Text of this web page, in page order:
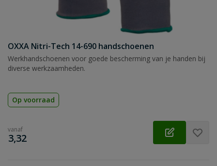
OXXA Nitri-Tech 14-690 handschoenen
Werkhandschoenen voor goede bescherming van je handen bij
diverse werkzaamheden.
Op voorraad
vanaf
€
3,32